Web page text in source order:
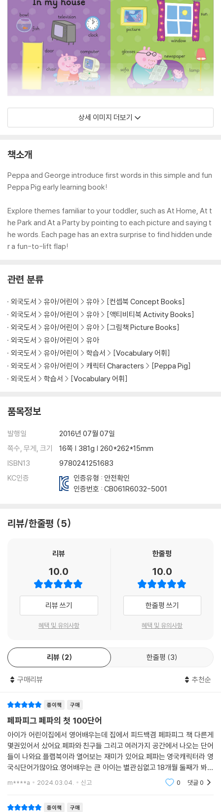
상세 이미지 더보기
책소개
Peppa and George introduce first words in this simple and fun
Peppa Pig early learning book!
Explore themes familiar to your toddler, such as At Home, At t
he Park and At a Party by pointing to each picture and saying t
he words. Each page has an extra surprise to find hidden unde
r a fun-to-lift flap!
관련 분류
외국도서 유아/어린이 유아
[컨셉북 Concept Books]
외국도서
유아/어린이 유아
[액티비티북 Activity Books]
외국도서
유아/어린이 유아
[그림책 Picture Books]
외국도서
유아/어린이
유아
외국도서
유아/어린이 학습서
[Vocabulary 어휘]
외국도서
유아/어린이 캐릭터 Characters
[Peppa Pig]
외국도서
학습서 [Vocabulary 어휘]
품목정보
발행일
2016년 07월 07일
쪽수, 무게, 크기
16쪽 | 381g | 260*262*15mm
ISBN13
9780241251683
KC인증
인증유형 : 안전확인
인증번호 :CB061R6032-5001
리뷰/한줄평 5
리뷰
10.0
리뷰 쓰기
혜택 및 유의사항
한줄평
10.0
한줄평 쓰기
혜택 및 유의사항
리뷰 2 한줄평 3
구매리뷰 추천순
종이책 구매
페파피그 페파의 첫 100단어
아이가 어린이집에서 영어배우는데 집에서 피드백겸 페파피그 책 다른게
몇권있어서 샀어요.페파와 친구들 그리고 여러가지 공간에서 나오는 단어
들이 나와요.플랩북이라 열어보는 재미가 있어요.페파는 영국캐릭터라 영
국식단어가많아요.영어배우는 큰 아이는 별관심없고 18개월 둘째가 봐서
읽어주고있어요.단어는 영어랑 한국어 다알려주면서 봅니다.페파좋아하
m****a 2024.03.04. 신고 0 댓글0
종이책 구매